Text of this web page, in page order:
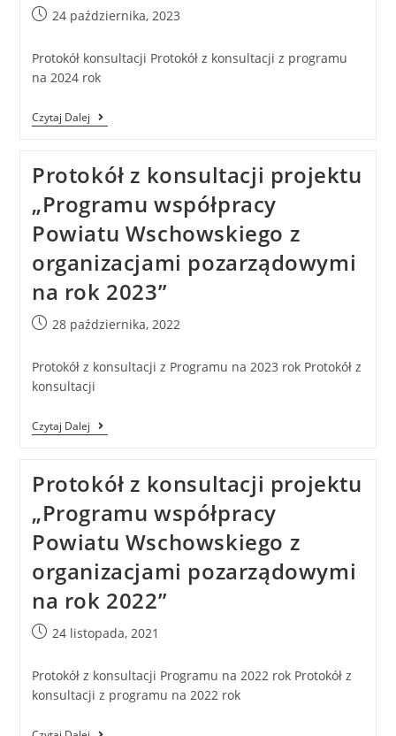
24 października, 2023
Protokół konsultacji Protokół z konsultacji z programu
na 2024 rok
Czytaj Dalej
Protokół z konsultacji projektu
„Programu współpracy
Powiatu Wschowskiego z
organizacjami pozarządowymi
na rok 2023”
28 października, 2022
Protokół z konsultacji z Programu na 2023 rok Protokół z
konsultacji
Czytaj Dalej
Protokół z konsultacji projektu
„Programu współpracy
Powiatu Wschowskiego z
organizacjami pozarządowymi
na rok 2022”
24 listopada, 2021
Protokół z konsultacji Programu na 2022 rok Protokół z
konsultacji z programu na 2022 rok